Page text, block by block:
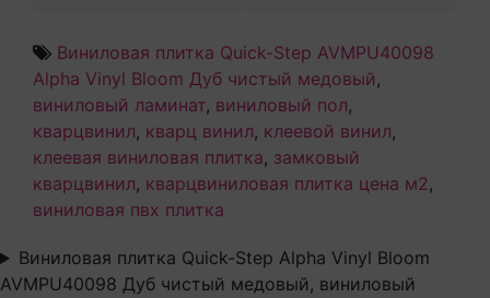
Виниловая плитка Quick-Step AVMPU40098
Alpha Vinyl Bloom Дуб чистый медовый ,
виниловый ламинат, виниловый пол,
кварцвинил, кварц винил, клеевой винил,
клеевая виниловая плитка, замковый
кварцвинил, кварцвиниловая плитка цена м2 ,
виниловая пвх плитка
Виниловая плитка Quick-Step Alpha Vinyl Bloom
AVMPU40098 Дуб чистый медовый, виниловый